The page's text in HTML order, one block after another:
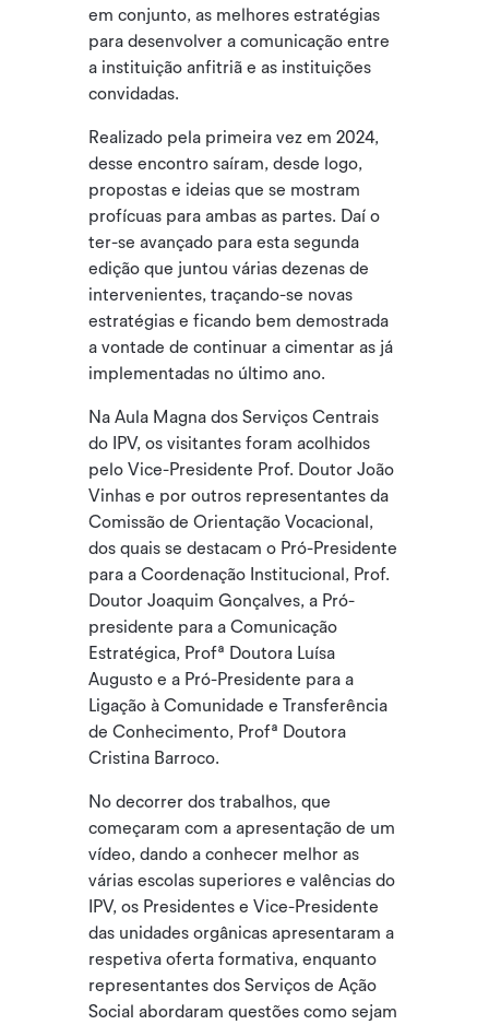
em conjunto, as melhores estratégias
para desenvolver a comunicação entre
a instituição anfitriã e as instituições
convidadas.
Realizado pela primeira vez em 2024,
desse encontro saíram, desde logo,
propostas e ideias que se mostram
profícuas para ambas as partes. Daí o
ter-se avançado para esta segunda
edição que juntou várias dezenas de
intervenientes, traçando-se novas
estratégias e ficando bem demostrada
a vontade de continuar a cimentar as já
implementadas no último ano.
Na Aula Magna dos Serviços Centrais
do IPV, os visitantes foram acolhidos
pelo Vice-Presidente Prof. Doutor João
Vinhas e por outros representantes da
Comissão de Orientação Vocacional,
dos quais se destacam o Pró-Presidente
para a Coordenação Institucional, Prof.
Doutor Joaquim Gonçalves, a Pró-
presidente para a Comunicação
Estratégica, Profª Doutora Luísa
Augusto e a Pró-Presidente para a
Ligação à Comunidade e Transferência
de Conhecimento, Profª Doutora
Cristina Barroco.
No decorrer dos trabalhos, que
começaram com a apresentação de um
vídeo, dando a conhecer melhor as
várias escolas superiores e valências do
IPV, os Presidentes e Vice-Presidente
das unidades orgânicas apresentaram a
respetiva oferta formativa, enquanto
representantes dos Serviços de Ação
Social abordaram questões como sejam